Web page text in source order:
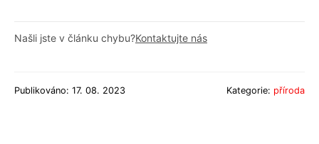
Našli jste v článku chybu?Kontaktujte nás
Publikováno: 17. 08. 2023 Kategorie: příroda